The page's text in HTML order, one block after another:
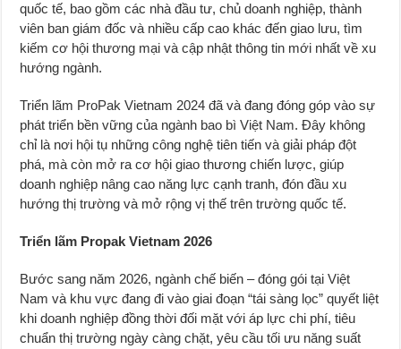
quốc tế, bao gồm các nhà đầu tư, chủ doanh nghiệp, thành
viên ban giám đốc và nhiều cấp cao khác đến giao lưu, tìm
kiếm cơ hội thương mại và cập nhật thông tin mới nhất về xu
hướng ngành.
Triển lãm ProPak Vietnam 2024 đã và đang đóng góp vào sự
phát triển bền vững của ngành bao bì Việt Nam. Đây không
chỉ là nơi hội tụ những công nghệ tiên tiến và giải pháp đột
phá, mà còn mở ra cơ hội giao thương chiến lược, giúp
doanh nghiệp nâng cao năng lực cạnh tranh, đón đầu xu
hướng thị trường và mở rộng vị thế trên trường quốc tế.
Triển lãm Propak Vietnam 2026
Bước sang năm 2026, ngành chế biến – đóng gói tại Việt
Nam và khu vực đang đi vào giai đoạn “tái sàng lọc” quyết liệt
khi doanh nghiệp đồng thời đối mặt với áp lực chi phí, tiêu
chuẩn thị trường ngày càng chặt, yêu cầu tối ưu năng suất